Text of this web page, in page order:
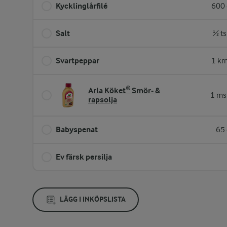
Kycklinglårfilé 600
Salt ½
Svartpeppar 1
Arla Köket® Smör- &
rapsolja
1
Babyspenat 65
Ev färsk persilja
LÄGG I INKÖPSLISTA